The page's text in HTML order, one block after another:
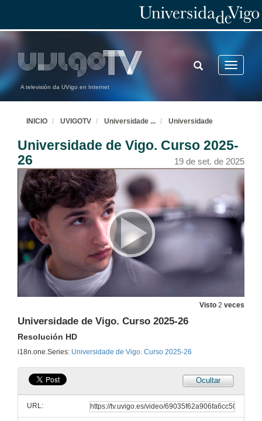
A televisión da UVigo en Internet
Toggle
TOGGLE
SEARCH
INICIO UVIGOTV Universidade ... Universidade
Universidade de Vigo. Curso 2025-
26
19 de set. de 2025
Visto 2 veces
Universidade de Vigo. Curso 2025-26
Resolución HD
i18n.one.Series: Universidade de Vigo. Curso 2025-26
Ocultar
URL:
Universidade de Vigo. Curso 2025-26
18 de set. de 2025
Resolución HD
Resolución UHD 4K
20 de set. de 2025